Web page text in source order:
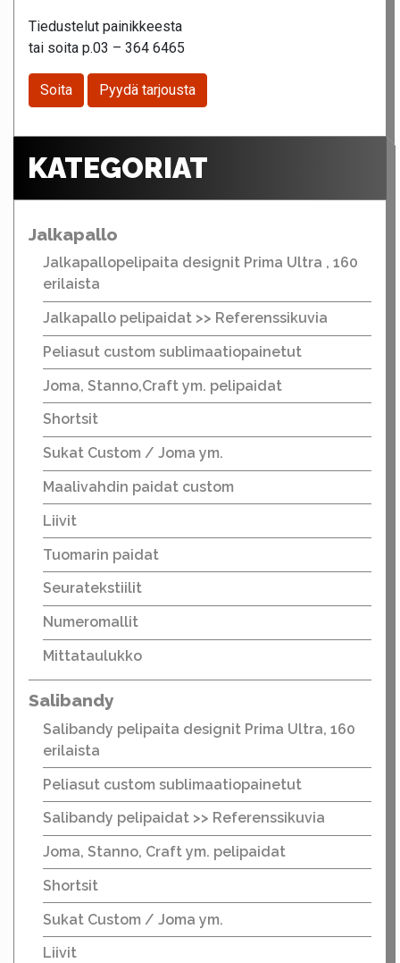
Tiedustelut painikkeesta
tai soita p.03 – 364 6465
Soita Pyydä tarjousta
KATEGORIAT
Jalkapallo
Jalkapallopelipaita designit Prima Ultra , 160
erilaista
Jalkapallo pelipaidat >> Referenssikuvia
Peliasut custom sublimaatiopainetut
Joma, Stanno,Craft ym. pelipaidat
Shortsit
Sukat Custom / Joma ym.
Maalivahdin paidat custom
Liivit
Tuomarin paidat
Seuratekstiilit
Numeromallit
Mittataulukko
Salibandy
Salibandy pelipaita designit Prima Ultra, 160
erilaista
Peliasut custom sublimaatiopainetut
Salibandy pelipaidat >> Referenssikuvia
Joma, Stanno, Craft ym. pelipaidat
Shortsit
Sukat Custom / Joma ym.
Liivit